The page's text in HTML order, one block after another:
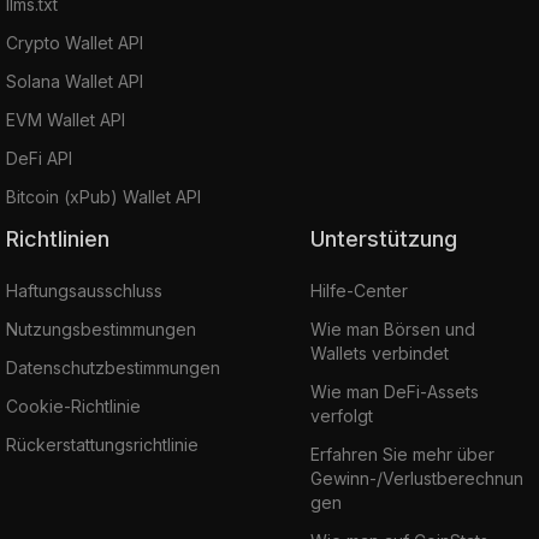
Crypto Wallet API
Solana Wallet API
EVM Wallet API
DeFi API
Bitcoin (xPub) Wallet API
Richtlinien
Haftungsausschluss
Nutzungsbestimmungen
Datenschutzbestimmungen
Cookie-Richtlinie
Rückerstattungsrichtlinie
Unterstützung
Hilfe-Center
Wie man Börsen und
Wallets verbindet
Wie man DeFi-Assets
verfolgt
Erfahren Sie mehr über
Gewinn-/Verlustberechnun
gen